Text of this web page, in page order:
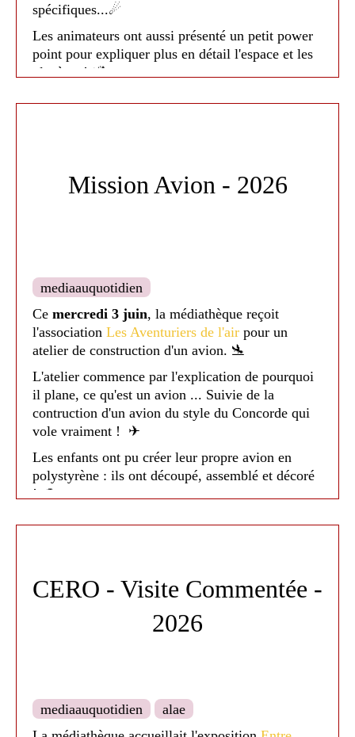
spécifiques...☄
Les animateurs ont aussi présenté un petit power
point pour expliquer plus en détail l'espace et les
planètes ! 🌌
Mission Avion - 2026
mediaauquotidien
Ce mercredi 3 juin, la médiathèque reçoit
l'association Les Aventuriers de l'air pour un
atelier de construction d'un avion. 🛬
L'atelier commence par l'explication de pourquoi
il plane, ce qu'est un avion ... Suivie de la
contruction d'un avion du style du Concorde qui
vole vraiment ! ✈
Les enfants ont pu créer leur propre avion en
polystyrène : ils ont découpé, assemblé et décoré
! 🎨
moment très joyeux ! 😀
moment et pour le super animateur ! 🛩
CERO - Visite Commentée -
2026
mediaauquotidien
alae